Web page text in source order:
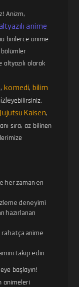
Anizm,
anime
binlerce anime
olarak
, komedi, bilim
yebilirsiniz.
Jujutsu Kaisen,
sıra, az bilinen
her zaman en
me deneyimi
hazırlanan
rahatça anime
takip edin
başlayın!
animeleri